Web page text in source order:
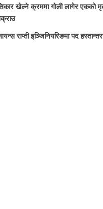
खेल्ने क्रममा गोली लागेर एकको
राप्ती इञ्जिनियरिङमा पद